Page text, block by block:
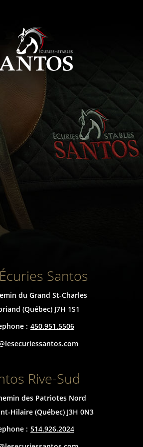
Santos
du Grand St-Charles
(Québec) J7H 1S1
: 450.951.5506
Rive-Sud
des Patriotes Nord
Hilaire (Québec) J3H 0N3
: 514.926.2024